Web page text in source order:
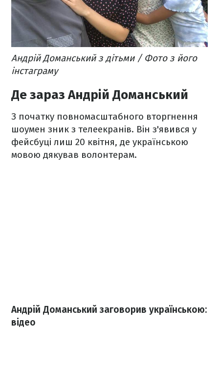
Андрій Доманський з дітьми / Фото з його
інстаграму
Де зараз Андрій Доманський
З початку повномасштабного вторгнення
шоумен зник з телеекранів. Він з'явився у
фейсбуці лиш 20 квітня, де українською
мовою дякував волонтерам.
Андрій Доманський заговорив українською:
відео